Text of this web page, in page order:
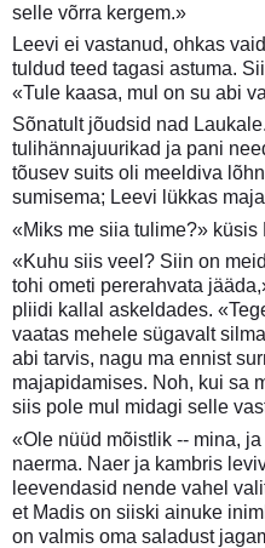
selle võrra kergem.»
Leevi ei vastanud, ohkas
tuldud teed tagasi astuma.
«Tule kaasa, mul on su abi
Sõnatult jõudsid nad
tulihännajuurikad ja pani
tõusev suits oli meeldiva
sumisema; Leevi lükkas
«Miks me siia tulime?» küsis
«Kuhu siis veel? Siin on
tohi ometi pererahvata
pliidi kallal askeldades.
vaatas mehele sügavalt
abi tarvis, nagu ma ennist
majapidamises. Noh, kui sa
siis pole mul midagi selle
«Ole nüüd mõistlik -- mina,
naerma. Naer ja kambris
leevendasid nende vahel
et Madis on siiski ainuke
on valmis oma saladust